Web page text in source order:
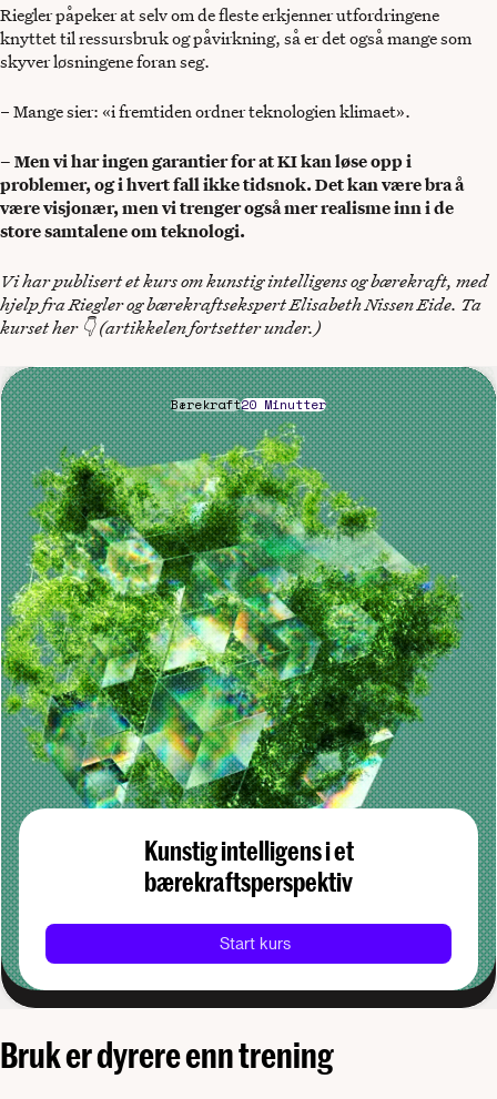
Riegler påpeker at selv om de fleste erkjenner utfordringene
knyttet til ressursbruk og påvirkning, så er det også mange som
skyver løsningene foran seg.
– Mange sier: «i fremtiden ordner teknologien klimaet».
– Men vi har ingen garantier for at KI kan løse opp i
problemer, og i hvert fall ikke tidsnok. Det kan være bra å
være visjonær, men vi trenger også mer realisme inn i de
store samtalene om teknologi.
Vi har publisert et kurs om kunstig intelligens og bærekraft, med
hjelp fra Riegler og bærekraftsekspert Elisabeth Nissen Eide. Ta
kurset her 👇 (artikkelen fortsetter under.)
Bærekraft20 Minutter
Kunstig intelligens i et
bærekraftsperspektiv
Start kurs
Bruk er dyrere enn trening